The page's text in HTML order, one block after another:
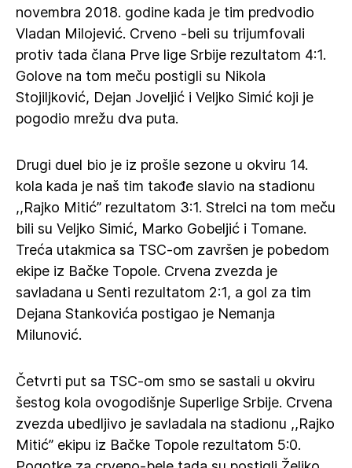
novembra 2018. godine kada je tim predvodio
Vladan Milojević. Crveno -beli su trijumfovali
protiv tada člana Prve lige Srbije rezultatom 4:1.
Golove na tom meču postigli su Nikola
Stojiljković, Dejan Joveljić i Veljko Simić koji je
pogodio mrežu dva puta.
Drugi duel bio je iz prošle sezone u okviru 14.
kola kada je naš tim takođe slavio na stadionu
,,Rajko Mitić” rezultatom 3:1. Strelci na tom meču
bili su Veljko Simić, Marko Gobeljić i Tomane.
Treća utakmica sa TSC-om završen je pobedom
ekipe iz Bačke Topole. Crvena zvezda je
savladana u Senti rezultatom 2:1, a gol za tim
Dejana Stankovića postigao je Nemanja
Milunović.
Četvrti put sa TSC-om smo se sastali u okviru
šestog kola ovogodišnje Superlige Srbije. Crvena
zvezda ubedljivo je savladala na stadionu ,,Rajko
Mitić” ekipu iz Bačke Topole rezultatom 5:0.